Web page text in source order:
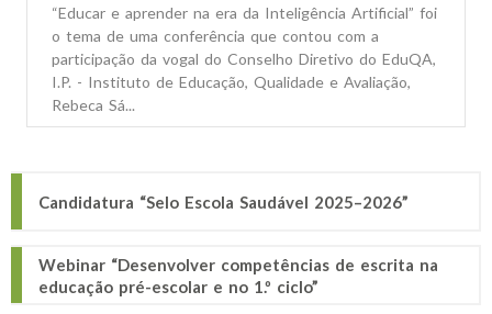
“Educar e aprender na era da Inteligência Artificial” foi
o tema de uma conferência que contou com a
participação da vogal do Conselho Diretivo do EduQA,
I.P. - Instituto de Educação, Qualidade e Avaliação,
Rebeca Sá...
Candidatura “Selo Escola Saudável 2025–2026”
Webinar “Desenvolver competências de escrita na
educação pré-escolar e no 1.º ciclo”